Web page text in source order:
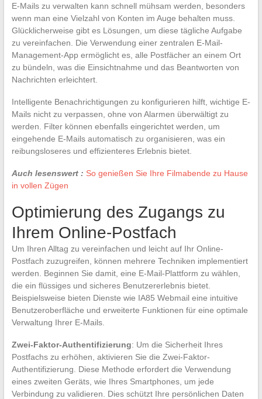
E-Mails zu verwalten kann schnell mühsam werden, besonders
wenn man eine Vielzahl von Konten im Auge behalten muss.
Glücklicherweise gibt es Lösungen, um diese tägliche Aufgabe
zu vereinfachen. Die Verwendung einer zentralen E-Mail-
Management-App ermöglicht es, alle Postfächer an einem Ort
zu bündeln, was die Einsichtnahme und das Beantworten von
Nachrichten erleichtert.
Intelligente Benachrichtigungen zu konfigurieren hilft, wichtige E-
Mails nicht zu verpassen, ohne von Alarmen überwältigt zu
werden. Filter können ebenfalls eingerichtet werden, um
eingehende E-Mails automatisch zu organisieren, was ein
reibungsloseres und effizienteres Erlebnis bietet.
Auch lesenswert : So genießen Sie Ihre Filmabende zu Hause
in vollen Zügen
Optimierung des Zugangs zu
Ihrem Online-Postfach
Um Ihren Alltag zu vereinfachen und leicht auf Ihr Online-
Postfach zuzugreifen, können mehrere Techniken implementiert
werden. Beginnen Sie damit, eine E-Mail-Plattform zu wählen,
die ein flüssiges und sicheres Benutzererlebnis bietet.
Beispielsweise bieten Dienste wie IA85 Webmail eine intuitive
Benutzeroberfläche und erweiterte Funktionen für eine optimale
Verwaltung Ihrer E-Mails.
Zwei-Faktor-Authentifizierung: Um die Sicherheit Ihres
Postfachs zu erhöhen, aktivieren Sie die Zwei-Faktor-
Authentifizierung. Diese Methode erfordert die Verwendung
eines zweiten Geräts, wie Ihres Smartphones, um jede
Verbindung zu validieren. Dies schützt Ihre persönlichen Daten